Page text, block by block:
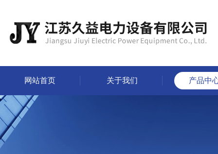
网站首页 关于我们 产品中